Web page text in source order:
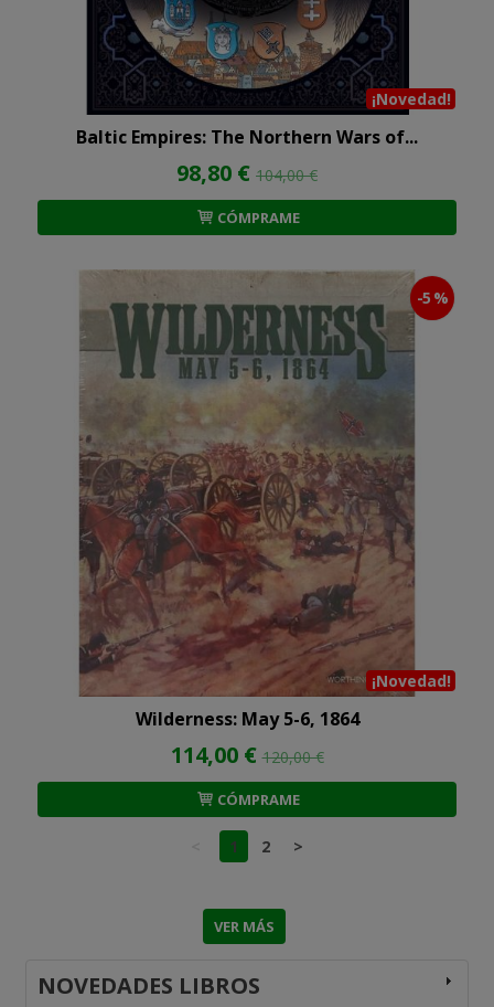
¡Novedad!
Baltic Empires: The Northern Wars of...
98,80 € 104,00 €
CÓMPRAME
¡Novedad!
-5 %
Wilderness: May 5-6, 1864
114,00 €120,00 €
CÓMPRAME
1 2 >
VER MÁS
NOVEDADES LIBROS